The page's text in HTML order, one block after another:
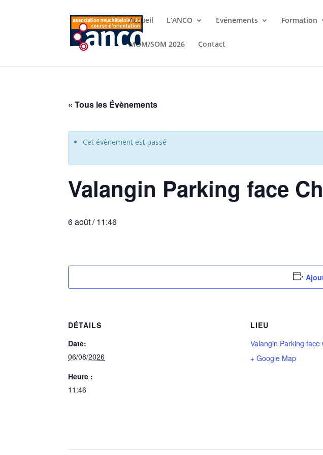
Accueil L’ANCO Evénements Formation
MOM/SOM 2026 Contact
« Tous les Évènements
Cet évènement est passé
Valangin Parking face
6 août / 11:46
DÉTAILS
Date:
06/08/2026
Heure :
11:46
LIEU
Valangin Parking face
+ Google Map